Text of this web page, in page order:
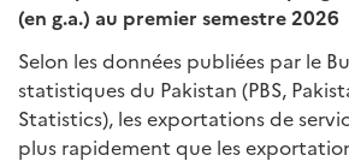
(en g.a.) au premier semestre 2026
Selon les données publiées par le
statistiques du Pakistan (PBS,
Statistics), les exportations de
plus rapidement que les